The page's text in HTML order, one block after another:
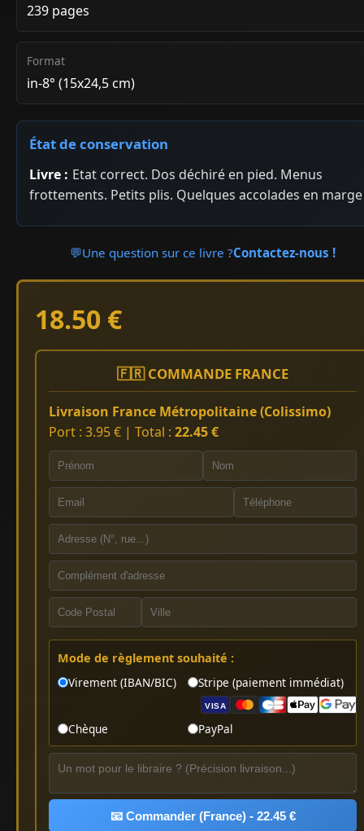
239 pages
Format
in-8° (15x24,5 cm)
État de conservation
Livre : Etat correct. Dos déchiré en pied. Menus
frottements. Petits plis. Quelques accolades en marge
💬Une question sur ce livre ?Contactez-nous !
18.50 €
🇫🇷 COMMANDE FRANCE
Livraison France Métropolitaine (Colissimo)
Port : 3.95 € | Total : 22.45 €
Mode de règlement souhaité :
Virement (IBAN/BIC)
Stripe (paiement immédiat)
VISA
Chèque PayPal
📧 Commander (France) - 22.45 €